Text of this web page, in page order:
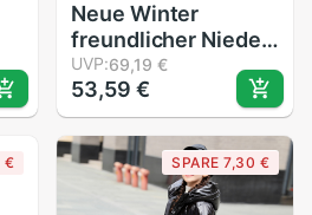
Neue Winter
freundlicher Nieder
& Parkas 2-9Y
Europäischen stil
jungen mädchen
warme
oberbekleidung
farbe grün blau mit
UVP:69,19 €
53,59 €
€ SPARE 7,30 €